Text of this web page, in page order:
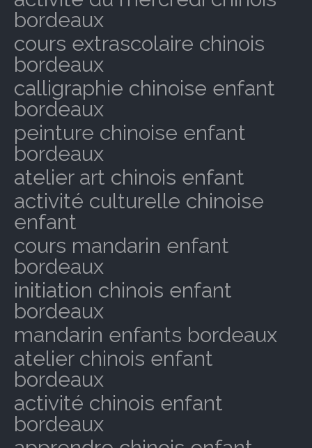
bordeaux
cours extrascolaire chinois
bordeaux
calligraphie chinoise enfant
bordeaux
peinture chinoise enfant
bordeaux
atelier art chinois enfant
activité culturelle chinoise
enfant
cours mandarin enfant
bordeaux
initiation chinois enfant
bordeaux
mandarin enfants bordeaux
atelier chinois enfant
bordeaux
activité chinois enfant
bordeaux